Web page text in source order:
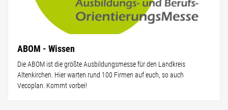
ABOM - Wissen
Die ABOM ist die größte Ausbildungsmesse für den Landkreis
Altenkirchen. Hier warten rund 100 Firmen auf euch, so auch
Vecoplan. Kommt vorbei!